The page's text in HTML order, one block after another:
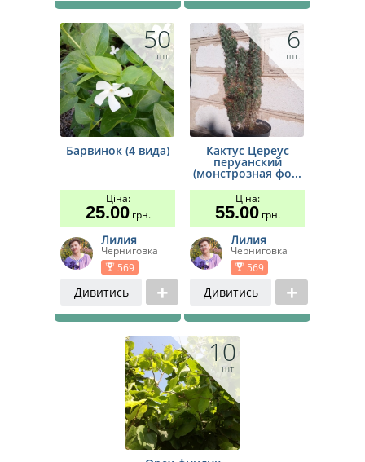
50
шт.
Барвинок (4 вида)
Ціна:
25.00грн.
Лилия
Черниговка
569
Дивитись
6
шт.
Кактус Цереус
перуанский
(монстрозная фо...
Ціна:
55.00грн.
Лилия
Черниговка
569
Дивитись
10
шт.